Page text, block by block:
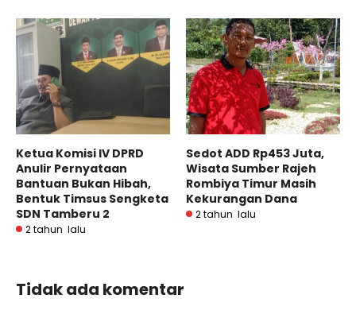
Ketua Komisi IV DPRD
Anulir Pernyataan
Bantuan Bukan Hibah,
Bentuk Timsus Sengketa
SDN Tamberu 2
2 tahun lalu
Sedot ADD Rp453 Juta,
Wisata Sumber Rajeh
Rombiya Timur Masih
Kekurangan Dana
2 tahun lalu
Tidak ada komentar